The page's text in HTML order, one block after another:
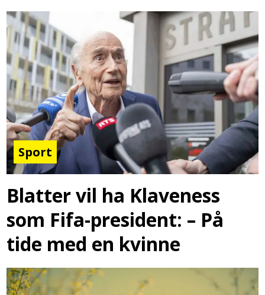
Sport
Blatter vil ha Klaveness
som Fifa-president: – På
tide med en kvinne